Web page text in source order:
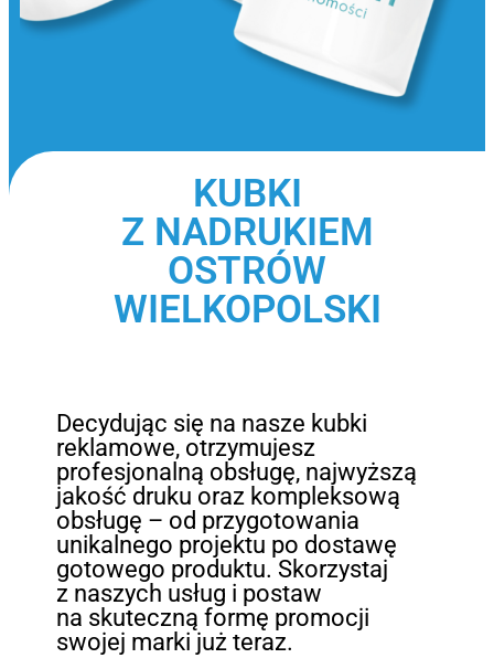
KUBKI
Z NADRUKIEM
OSTRÓW
WIELKOPOLSKI
Decydując się na nasze kubki
reklamowe, otrzymujesz
profesjonalną obsługę, najwyższą
jakość druku oraz kompleksową
obsługę – od przygotowania
unikalnego projektu po dostawę
gotowego produktu. Skorzystaj
z naszych usług i postaw
na skuteczną formę promocji
swojej marki już teraz.